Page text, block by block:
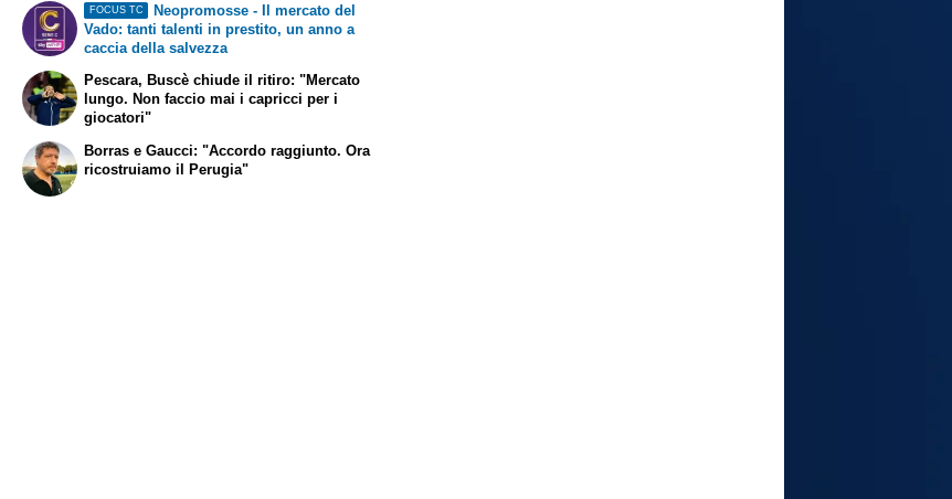
FOCUS TC
Neopromosse - Il mercato del
Vado: tanti talenti in prestito, un anno a
caccia della salvezza
Pescara, Buscè chiude il ritiro: "Mercato
lungo. Non faccio mai i capricci per i
giocatori"
Borras e Gaucci: "Accordo raggiunto. Ora
ricostruiamo il Perugia"